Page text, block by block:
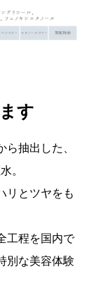
す
抽出した、
。
リとツヤをも
工程を国内で
別な美容体験